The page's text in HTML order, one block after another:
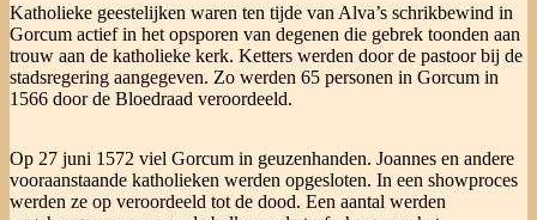
Katholieke geestelijken waren ten tijde van Alva’s schrikbewind in
Gorcum actief in het opsporen van degenen die gebrek toonden aan
trouw aan de katholieke kerk. Ketters werden door de pastoor bij de
stadsregering aangegeven. Zo werden 65 personen in Gorcum in
1566 door de Bloedraad veroordeeld.
Op 27 juni 1572 viel Gorcum in geuzenhanden. Joannes en andere
vooraanstaande katholieken werden opgesloten. In een showproces
werden ze op veroordeeld tot de dood. Een aantal werden